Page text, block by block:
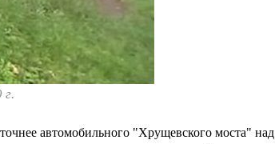
автомобильного "Хрущевского моста" над